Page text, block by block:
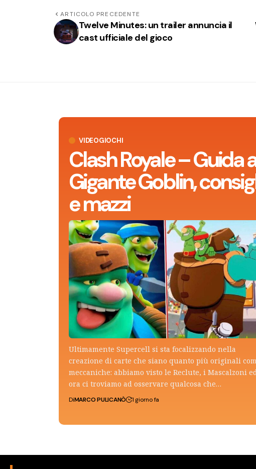
ARTICOLO PRECEDENTE
Twelve Minutes: un trailer annuncia il
cast ufficiale del gioco
VIDEOGIOCHI
Clash Royale – Guida
Gigante Goblin,
e mazzi
Ultimamente Supercell si sta focalizzando nella
creazione di carte che siano quanto più originali
meccaniche: abbiamo visto le Reclute, i Mascalzoni
ora ci troviamo ad osservare qualcosa che…
DiMARCO PULICANÒ 1 giorno fa